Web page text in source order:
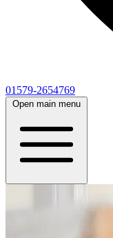
01579-2654769
Open main menu